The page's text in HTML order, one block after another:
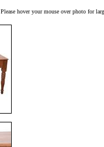
Please hover your mouse over photo for